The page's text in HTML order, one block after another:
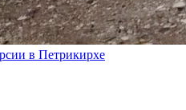
в Петрикирхе